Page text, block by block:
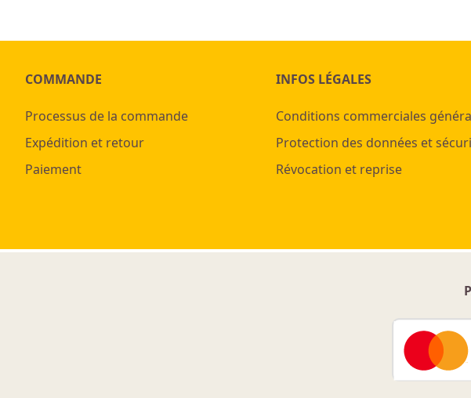
COMMANDE
Processus de la commande
Expédition et retour
Paiement
INFOS LÉGALES
Conditions commerciales
Protection des données et
Révocation et reprise